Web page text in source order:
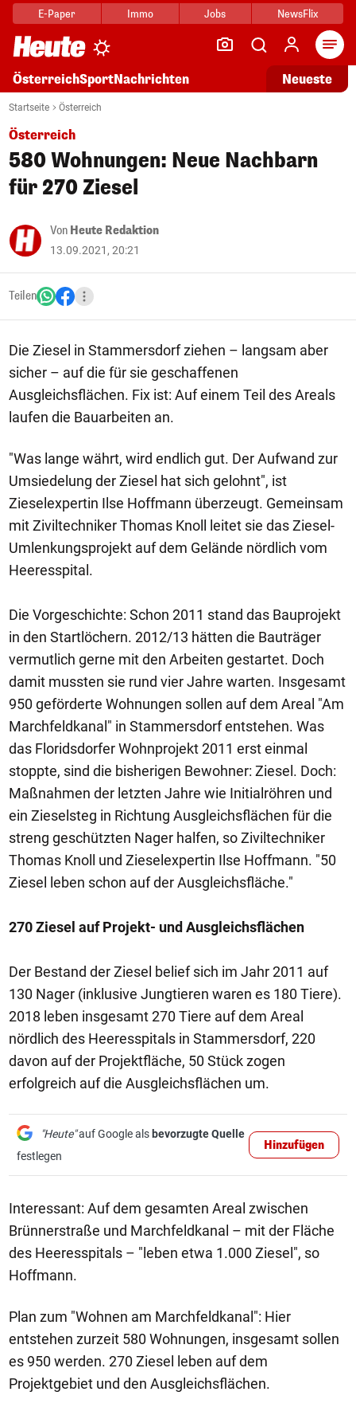
E-Paper Immo Jobs NewsFlix
ÖsterreichSportNachrichten Neueste
Startseite Österreich
Österreich
580 Wohnungen: Neue Nachbarn
für 270 Ziesel
Von Heute Redaktion
13.09.2021, 20:21
Teilen
Die Ziesel in Stammersdorf ziehen – langsam aber
sicher – auf die für sie geschaffenen
Ausgleichsflächen. Fix ist: Auf einem Teil des Areals
laufen die Bauarbeiten an.
"Was lange währt, wird endlich gut. Der Aufwand zur
Umsiedelung der Ziesel hat sich gelohnt", ist
Zieselexpertin Ilse Hoffmann überzeugt. Gemeinsam
mit Ziviltechniker Thomas Knoll leitet sie das Ziesel-
Umlenkungsprojekt auf dem Gelände nördlich vom
Heeresspital.
Die Vorgeschichte: Schon 2011 stand das Bauprojekt
in den Startlöchern. 2012/13 hätten die Bauträger
vermutlich gerne mit den Arbeiten gestartet. Doch
damit mussten sie rund vier Jahre warten. Insgesamt
950 geförderte Wohnungen sollen auf dem Areal "Am
Marchfeldkanal" in Stammersdorf entstehen. Was
das Floridsdorfer Wohnprojekt 2011 erst einmal
stoppte, sind die bisherigen Bewohner: Ziesel. Doch:
Maßnahmen der letzten Jahre wie Initialröhren und
ein Zieselsteg in Richtung Ausgleichsflächen für die
streng geschützten Nager halfen, so Ziviltechniker
Thomas Knoll und Zieselexpertin Ilse Hoffmann. "50
Ziesel leben schon auf der Ausgleichsfläche."
270 Ziesel auf Projekt- und Ausgleichsflächen
Der Bestand der Ziesel belief sich im Jahr 2011 auf
130 Nager (inklusive Jungtieren waren es 180 Tiere).
2018 leben insgesamt 270 Tiere auf dem Areal
nördlich des Heeresspitals in Stammersdorf, 220
davon auf der Projektfläche, 50 Stück zogen
erfolgreich auf die Ausgleichsflächen um.
"Heute"auf Google als bevorzugte Quelle
festlegen
Hinzufügen
Interessant: Auf dem gesamten Areal zwischen
Brünnerstraße und Marchfeldkanal – mit der Fläche
des Heeresspitals – "leben etwa 1.000 Ziesel", so
Hoffmann.
Plan zum "Wohnen am Marchfeldkanal": Hier
entstehen zurzeit 580 Wohnungen, insgesamt sollen
es 950 werden. 270 Ziesel leben auf dem
Projektgebiet und den Ausgleichsflächen.